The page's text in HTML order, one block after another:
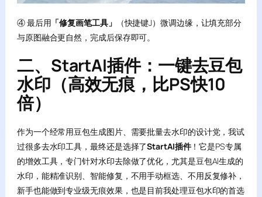
④ 最后用 「修复画笔工具」
（快捷键J）微调边缘，让填充部分
与原图融合更自然，完成后保存即可。
二、StartAI插件：一键去豆包
水印（高效无痕，比PS快10
倍）
作为一个经常用豆包生成图片、需要批量去水印的设计党，我试
过很多去水印工具，最终还是选择了StartAI插件！它是PS专属
的增效工具，专门针对水印去除做了优化，尤其是豆包AI生成的
水印，能精准识别、智能修复，不用手动框选、不用反复修补，
新手也能做到专业级无痕效果，也是目前我处理豆包水印的首选